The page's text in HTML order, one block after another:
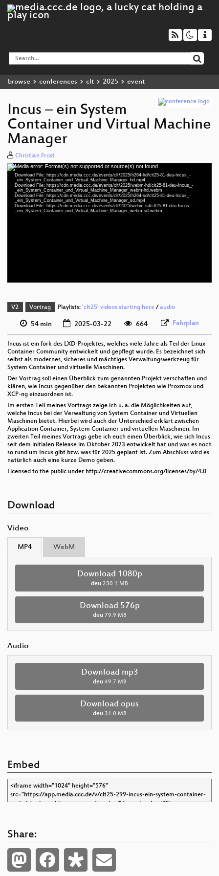
browse conferences clt 2025 event
Incus – ein System
Container und Virtual Machine
Manager
Christian Frost
Video
Player
Media error: Format(s) not supported or source(s) not found
Download File: https://cdn.media.ccc.de/events/clt/2025/h264-hd/clt25-81-deu-Incus_-
_ein_System_Container_und_Virtual_Machine_Manager_hd.mp4
Download File: https://cdn.media.ccc.de/events/clt/2025/webm-hd/clt25-81-deu-Incus_-
_ein_System_Container_und_Virtual_Machine_Manager_webm-hd.webm
Download File: https://cdn.media.ccc.de/events/clt/2025/h264-sd/clt25-81-deu-Incus_-
_ein_System_Container_und_Virtual_Machine_Manager_sd.mp4
Download File: https://cdn.media.ccc.de/events/clt/2025/webm-sd/clt25-81-deu-Incus_-
_ein_System_Container_und_Virtual_Machine_Manager_webm-sd.webmdeu 1080p (mp4)
V2 Vortrag Playlists: 'clt25' videos starting here/ audio
54 min 2025-03-22 664 Fahrplan
Incus ist ein fork des LXD-Projektes, welches viele Jahre als Teil der Linux
Container Community entwickelt und gepflegt wurde. Es bezeichnet sich
selbst als modernes, sicheres und mächtiges Verwaltungswerkzeug für
System Container und virtuelle Maschinen.
Der Vortrag soll einen Überblick zum genannten Projekt verschaffen und
klären, wie Incus gegenüber den bekannten Projekten wie Proxmox und
XCP-ng einzuordnen ist.
Im ersten Teil meines Vortrags zeige ich u. a. die Möglichkeiten auf,
welche Incus bei der Verwaltung von System Container und Virtuellen
Maschinen bietet. Hierbei wird auch der Unterschied erklärt zwischen
Application Container, System Container und virtuellen Maschinen. Im
zweiten Teil meines Vortrags gebe ich euch einen Überblick, wie sich Incus
seit dem initialen Release im Oktober 2023 entwickelt hat und was es noch
so rund um Incus gibt bzw. was für 2025 geplant ist. Zum Abschluss wird es
natürlich auch eine kurze Demo geben.
Licensed to the public under http://creativecommons.org/licenses/by/4.0
Download
Video
MP4 WebM
Download 1080p
deu 230.1 MB
Download 576p
deu 79.9 MB
Audio
Download mp3
deu 49.7 MB
Download opus
deu 31.0 MB
Embed
Share: